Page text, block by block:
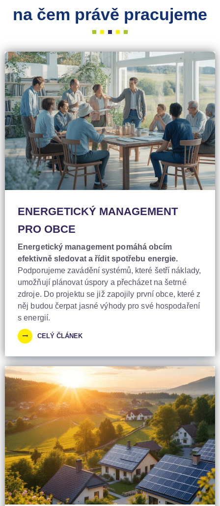
na čem právě pracujeme
ENERGETICKÝ MANAGEMENT
PRO OBCE
Energetický management pomáhá obcím
efektivně sledovat a řídit spotřebu energie.
Podporujeme zavádění systémů, které šetří náklady,
umožňují plánovat úspory a přecházet na šetrné
zdroje. Do projektu se již zapojily první obce, které z
něj budou čerpat jasné výhody pro své hospodaření
s energií.
CELÝ ČLÁNEK